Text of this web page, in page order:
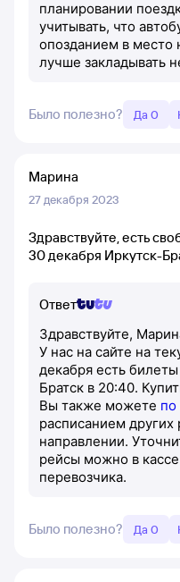
планировании
учитывать, что
опозданием в место
лучше закладывать
Было полезно? Да 0
Марина
27 декабря 2023
Здравствуйте, есть
30 декабря Иркутск-
Ответ
Здравствуйте,
У нас на сайте на
декабря есть
Братск в 20:40.
Вы также можете по
расписанием других
направлении.
рейсы можно в
перевозчика.
Было полезно? Да 0